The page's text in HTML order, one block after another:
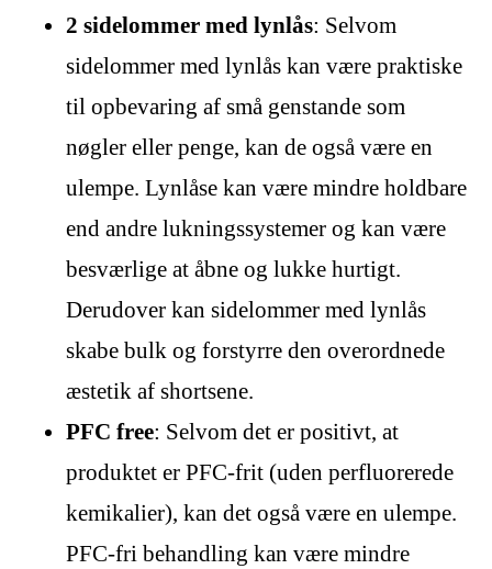
2 sidelommer med lynlås: Selvom
sidelommer med lynlås kan være praktiske
til opbevaring af små genstande som
nøgler eller penge, kan de også være en
ulempe. Lynlåse kan være mindre holdbare
end andre lukningssystemer og kan være
besværlige at åbne og lukke hurtigt.
Derudover kan sidelommer med lynlås
skabe bulk og forstyrre den overordnede
æstetik af shortsene.
PFC free: Selvom det er positivt, at
produktet er PFC-frit (uden perfluorerede
kemikalier), kan det også være en ulempe.
PFC-fri behandling kan være mindre